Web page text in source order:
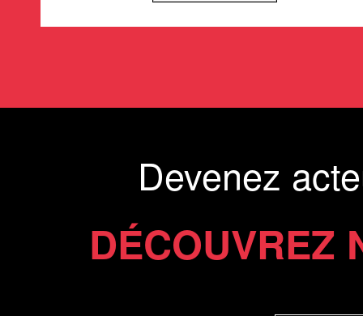
Devenez
DÉCOUVREZ